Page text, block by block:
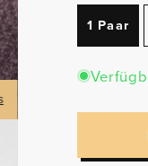
1 Paar